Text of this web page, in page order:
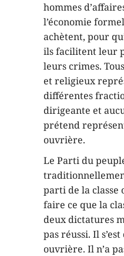
hommes
l’économie
achètent, pour
ils facilitent leur
leurs crimes.
et religieux
différentes
dirigeante et
prétend
ouvrière.
Le Parti du
parti de la classe
faire ce que la
deux dictatures
pas réussi. Il
ouvrière. Il n’a